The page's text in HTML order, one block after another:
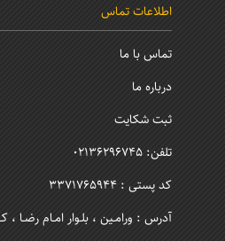
اطلاعات تماس
تماس با ما
درباره ما
ثبت شکایت
تلفن: 02136296745
کد پستی : 3371765944
آدرس : ورامـین ، بلـوار امـام رضـا ،